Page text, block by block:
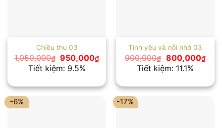
Chiều thu 03
1,050,000₫ Giá
gốc
là:
950,000₫Giá
là:
950,000₫.
Tiết kiệm: 9.5%
Tình yêu và nỗi nhớ 03
900,000₫ Giá
gốc
là:
800,000₫Giá
hiện
Tiết kiệm: 11.1%
-6% -17%